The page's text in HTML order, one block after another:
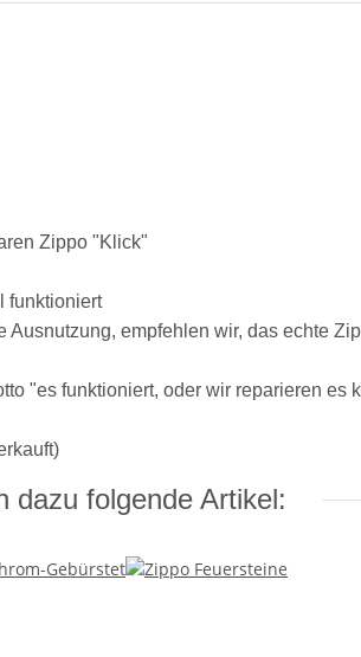
Zippo "Klick"
funktioniert
empfehlen wir, das echte
"es funktioniert, oder wir reparieren es
dazu folgende Artikel: